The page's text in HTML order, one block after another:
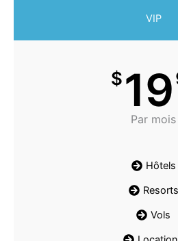
VIP
$19
Par mois
Hôtels
Resorts
Vols